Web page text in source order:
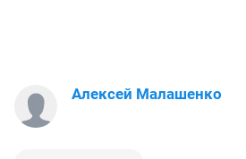
Алексей Малашенко